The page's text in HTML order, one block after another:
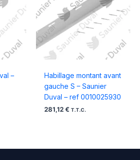
–
Habillage montant avant
gauche S – Saunier
Duval – ref 0010025930
281,12 € T.T.C.